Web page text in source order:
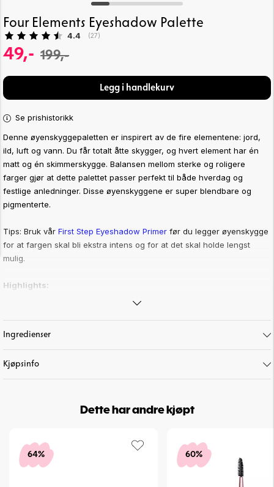
Four Elements Eyeshadow Palette
Gjennomsnittskarakter:
4.4 (stemmer:
27)
49,- 199,-
Legg i handlekurv
Se prishistorikk
Denne øyenskyggepaletten er inspirert av de fire elementene: jord,
ild, luft og vann. Du får totalt åtte skygger, og hvert element har én
matt og én skimmerskygge. Balansen mellom sterke og roligere
farger gjør at dette palettet passer perfekt til både hverdag og
festlige anledninger. Disse øyenskyggene er super blendbare og
pigmenterte.
Tips: Bruk vår First Step Eyeshadow Primer før du legger øyenskygge
for at fargen skal bli ekstra intens og for at det skal holde lengst
mulig.
Highlights:
Art. nr:33-8-52
Ingredienser
Kjøpsinfo
Dette har andre kjøpt
64% 60%